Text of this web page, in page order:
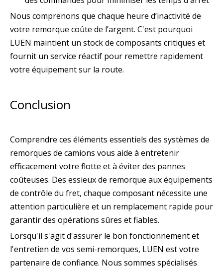
Nous comprenons que chaque heure d’inactivité de
votre remorque coûte de l’argent. C'est pourquoi
LUEN maintient un stock de composants critiques et
fournit un service réactif pour remettre rapidement
votre équipement sur la route.
Conclusion
Comprendre ces éléments essentiels des systèmes de
remorques de camions vous aide à entretenir
efficacement votre flotte et à éviter des pannes
coûteuses. Des essieux de remorque aux équipements
de contrôle du fret, chaque composant nécessite une
attention particulière et un remplacement rapide pour
garantir des opérations sûres et fiables.
Lorsqu'il s'agit d'assurer le bon fonctionnement et
l'entretien de vos semi-remorques, LUEN est votre
partenaire de confiance. Nous sommes spécialisés